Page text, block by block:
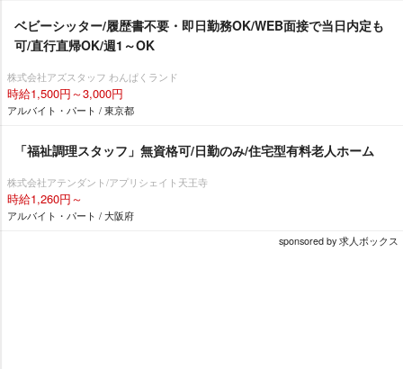
ベビーシッター/履歴書不要・即日勤務OK/WEB面接で当日内定も
可/直行直帰OK/週1～OK
株式会社アズスタッフ わんぱくランド
時給1,500円～3,000円
アルバイト・パート / 東京都
「福祉調理スタッフ」無資格可/日勤のみ/住宅型有料老人ホーム
株式会社アテンダント/アプリシェイト天王寺
時給1,260円～
アルバイト・パート / 大阪府
sponsored by 求人ボックス